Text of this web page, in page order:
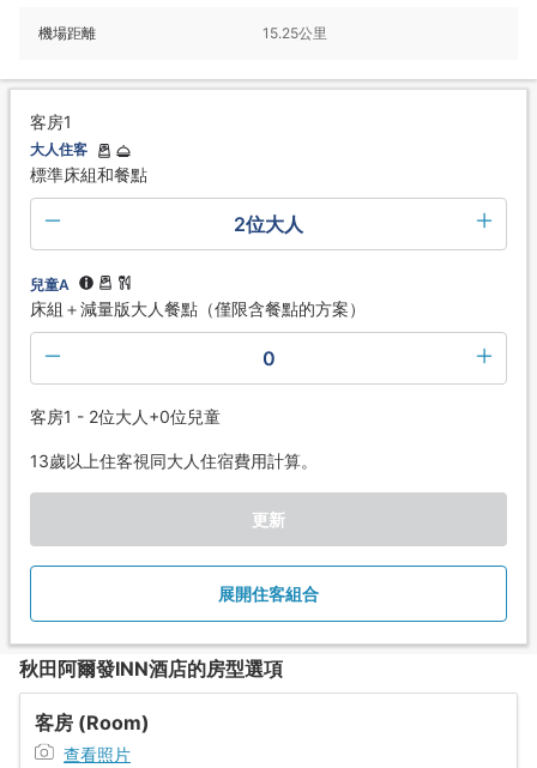
機場距離 15.25公里
客房1
大人住客
標準床組和餐點
2位大人
兒童A
床組＋減量版大人餐點（僅限含餐點的方案）
0
客房1 - 2位大人+0位兒童
13歲以上住客視同大人住宿費用計算。
更新
展開住客組合
秋田阿爾發INN酒店的房型選項
客房 (Room)
查看照片